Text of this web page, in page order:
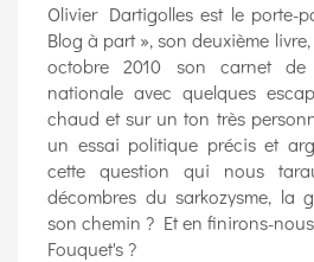
Olivier Dartigolles est le porte-
Blog à part », son deuxième
octobre 2010 son carnet de
nationale avec quelques
chaud et sur un ton très
un essai politique précis et
cette question qui nous
décombres du sarkozysme, la
son chemin ? Et en finirons-
Fouquet's ?